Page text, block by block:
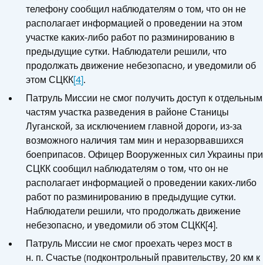
телефону сообщил наблюдателям о том, что он не
располагает информацией о проведении на этом
участке каких-либо работ по разминированию в
предыдущие сутки. Наблюдатели решили, что
продолжать движение небезопасно, и уведомили об
этом СЦКК[4].
Патруль Миссии не смог получить доступ к отдельным
частям участка разведения в районе Станицы
Луганской, за исключением главной дороги, из‑за
возможного наличия там мин и неразорвавшихся
боеприпасов. Офицер Вооруженных сил Украины при
СЦКК сообщил наблюдателям о том, что он не
располагает информацией о проведении каких-либо
работ по разминированию в предыдущие сутки.
Наблюдатели решили, что продолжать движение
небезопасно, и уведомили об этом СЦКК[4].
Патруль Миссии не смог проехать через мост в
н. п. Счастье (подконтрольный правительству, 20 км к